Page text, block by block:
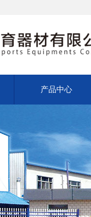
产品中心